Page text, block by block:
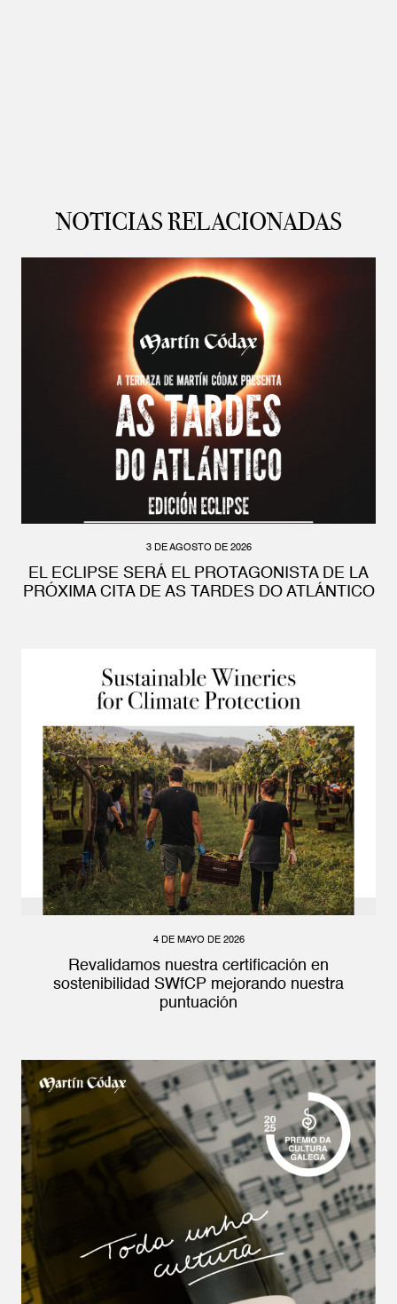
NOTICIAS RELACIONADAS
3 DE AGOSTO DE 2026
EL ECLIPSE SERÁ EL PROTAGONISTA DE LA
PRÓXIMA CITA DE AS TARDES DO ATLÁNTICO
4 DE MAYO DE 2026
Revalidamos nuestra certificación en
sostenibilidad SWfCP mejorando nuestra
puntuación